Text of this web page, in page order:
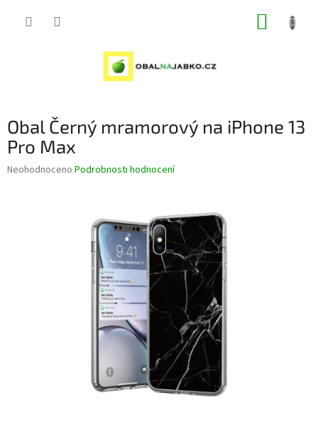
Obal Černý mramorový na iPhone 13
Pro Max
Průměrné
Neohodnoceno Podrobnosti hodnocení